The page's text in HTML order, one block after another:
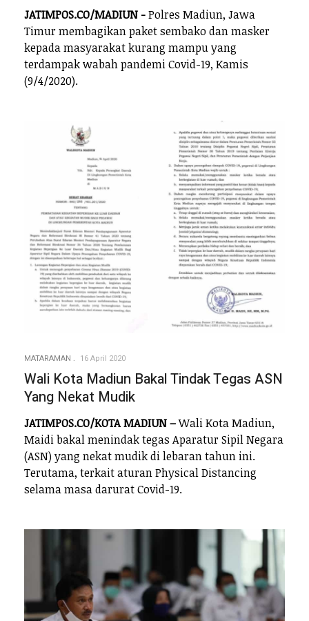
JATIMPOS.CO/MADIUN -Polres Madiun, Jawa
Timur membagikan paket sembako dan masker
kepada masyarakat kurang mampu yang
terdampak wabah pandemi Covid-19, Kamis
(9/4/2020).
MATARAMAN 16 April 2020
Wali Kota Madiun Bakal Tindak Tegas ASN
Yang Nekat Mudik
JATIMPOS.CO/KOTA MADIUN –Wali Kota Madiun,
Maidi bakal menindak tegas Aparatur Sipil Negara
(ASN) yang nekat mudik di lebaran tahun ini.
Terutama, terkait aturan Physical Distancing
selama masa darurat Covid-19.